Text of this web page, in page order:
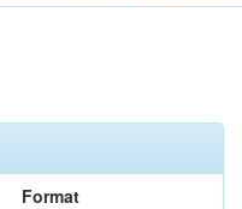
Format